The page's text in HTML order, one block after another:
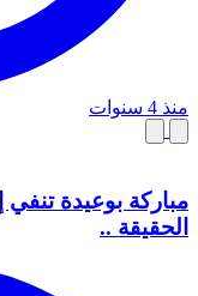
منذ 4 سنوات
مباركة بوعيدة
الحقيقة ..